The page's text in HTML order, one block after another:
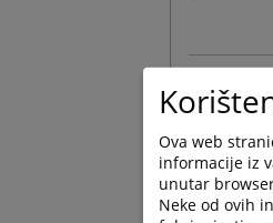
Ova web
informacije iz
unutar
Neke od ovih